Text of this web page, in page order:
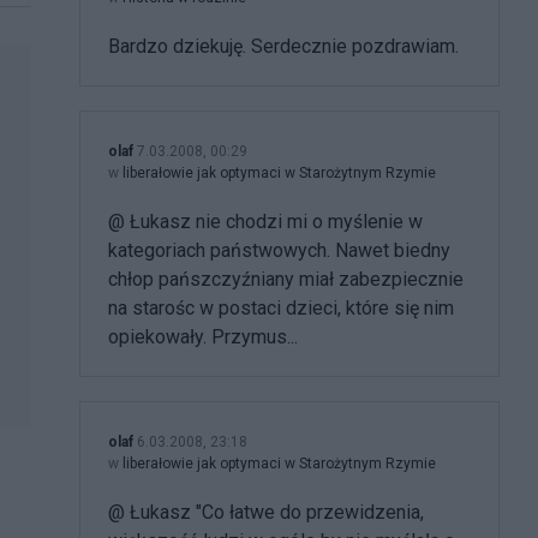
Bardzo dziekuję. Serdecznie pozdrawiam.
olaf 7.03.2008, 00:29
w liberałowie jak optymaci w Starożytnym Rzymie
@ Łukasz nie chodzi mi o myślenie w
kategoriach państwowych. Nawet biedny
chłop pańszczyźniany miał zabezpiecznie
na starośc w postaci dzieci, które się nim
opiekowały. Przymus...
olaf 6.03.2008, 23:18
w liberałowie jak optymaci w Starożytnym Rzymie
@ Łukasz "Co łatwe do przewidzenia,